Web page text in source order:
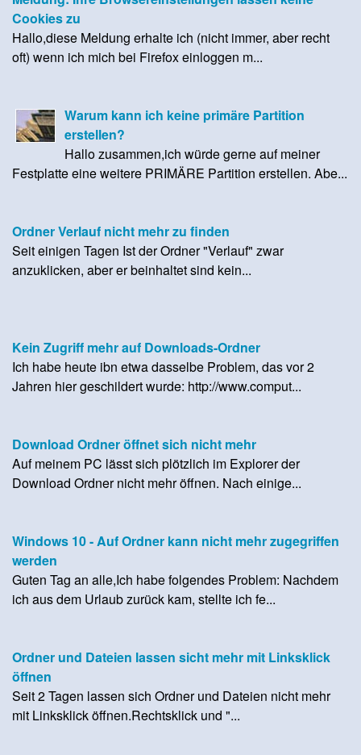
Cookies zu
Hallo,diese Meldung erhalte ich (nicht immer, aber recht
oft) wenn ich mich bei Firefox einloggen m...
Warum kann ich keine primäre Partition
erstellen?
Hallo zusammen,ich würde gerne auf meiner
Festplatte eine weitere PRIMÄRE Partition erstellen. Abe...
Ordner Verlauf nicht mehr zu finden
Seit einigen Tagen Ist der Ordner "Verlauf" zwar
anzuklicken, aber er beinhaltet sind kein...
Kein Zugriff mehr auf Downloads-Ordner
Ich habe heute ibn etwa dasselbe Problem, das vor 2
Jahren hier geschildert wurde: http://www.comput...
Download Ordner öffnet sich nicht mehr
Auf meinem PC lässt sich plötzlich im Explorer der
Download Ordner nicht mehr öffnen. Nach einige...
Windows 10 - Auf Ordner kann nicht mehr zugegriffen
werden
Guten Tag an alle,Ich habe folgendes Problem: Nachdem
ich aus dem Urlaub zurück kam, stellte ich fe...
Ordner und Dateien lassen sicht mehr mit Linksklick
öffnen
Seit 2 Tagen lassen sich Ordner und Dateien nicht mehr
mit Linksklick öffnen.Rechtsklick und "...